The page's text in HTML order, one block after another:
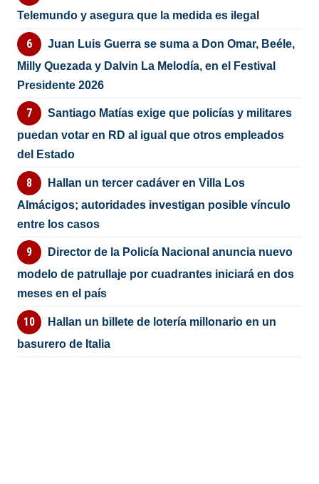
Telemundo y asegura que la medida es ilegal
Juan Luis Guerra se suma a Don Omar, Beéle,
Milly Quezada y Dalvin La Melodía, en el Festival
Presidente 2026
Santiago Matías exige que policías y militares
puedan votar en RD al igual que otros empleados
del Estado
Hallan un tercer cadáver en Villa Los
Almácigos; autoridades investigan posible vínculo
entre los casos
Director de la Policía Nacional anuncia nuevo
modelo de patrullaje por cuadrantes iniciará en dos
meses en el país
Hallan un billete de lotería millonario en un
basurero de Italia